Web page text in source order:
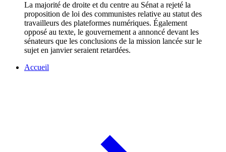
La majorité de droite et du centre au Sénat a rejeté la
proposition de loi des communistes relative au statut des
travailleurs des plateformes numériques. Également
opposé au texte, le gouvernement a annoncé devant les
sénateurs que les conclusions de la mission lancée sur le
sujet en janvier seraient retardées.
Accueil